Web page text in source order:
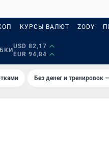
КУРСЫ ВАЛЮТ ZODY
USD 82,17
EUR 94,84
Без денег и тренировок